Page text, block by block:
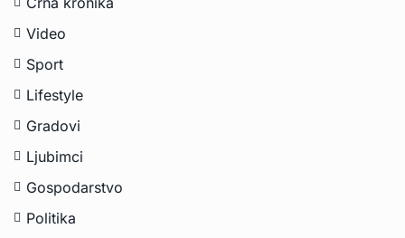
Video
Sport
Lifestyle
Gradovi
Ljubimci
Gospodarstvo
Politika